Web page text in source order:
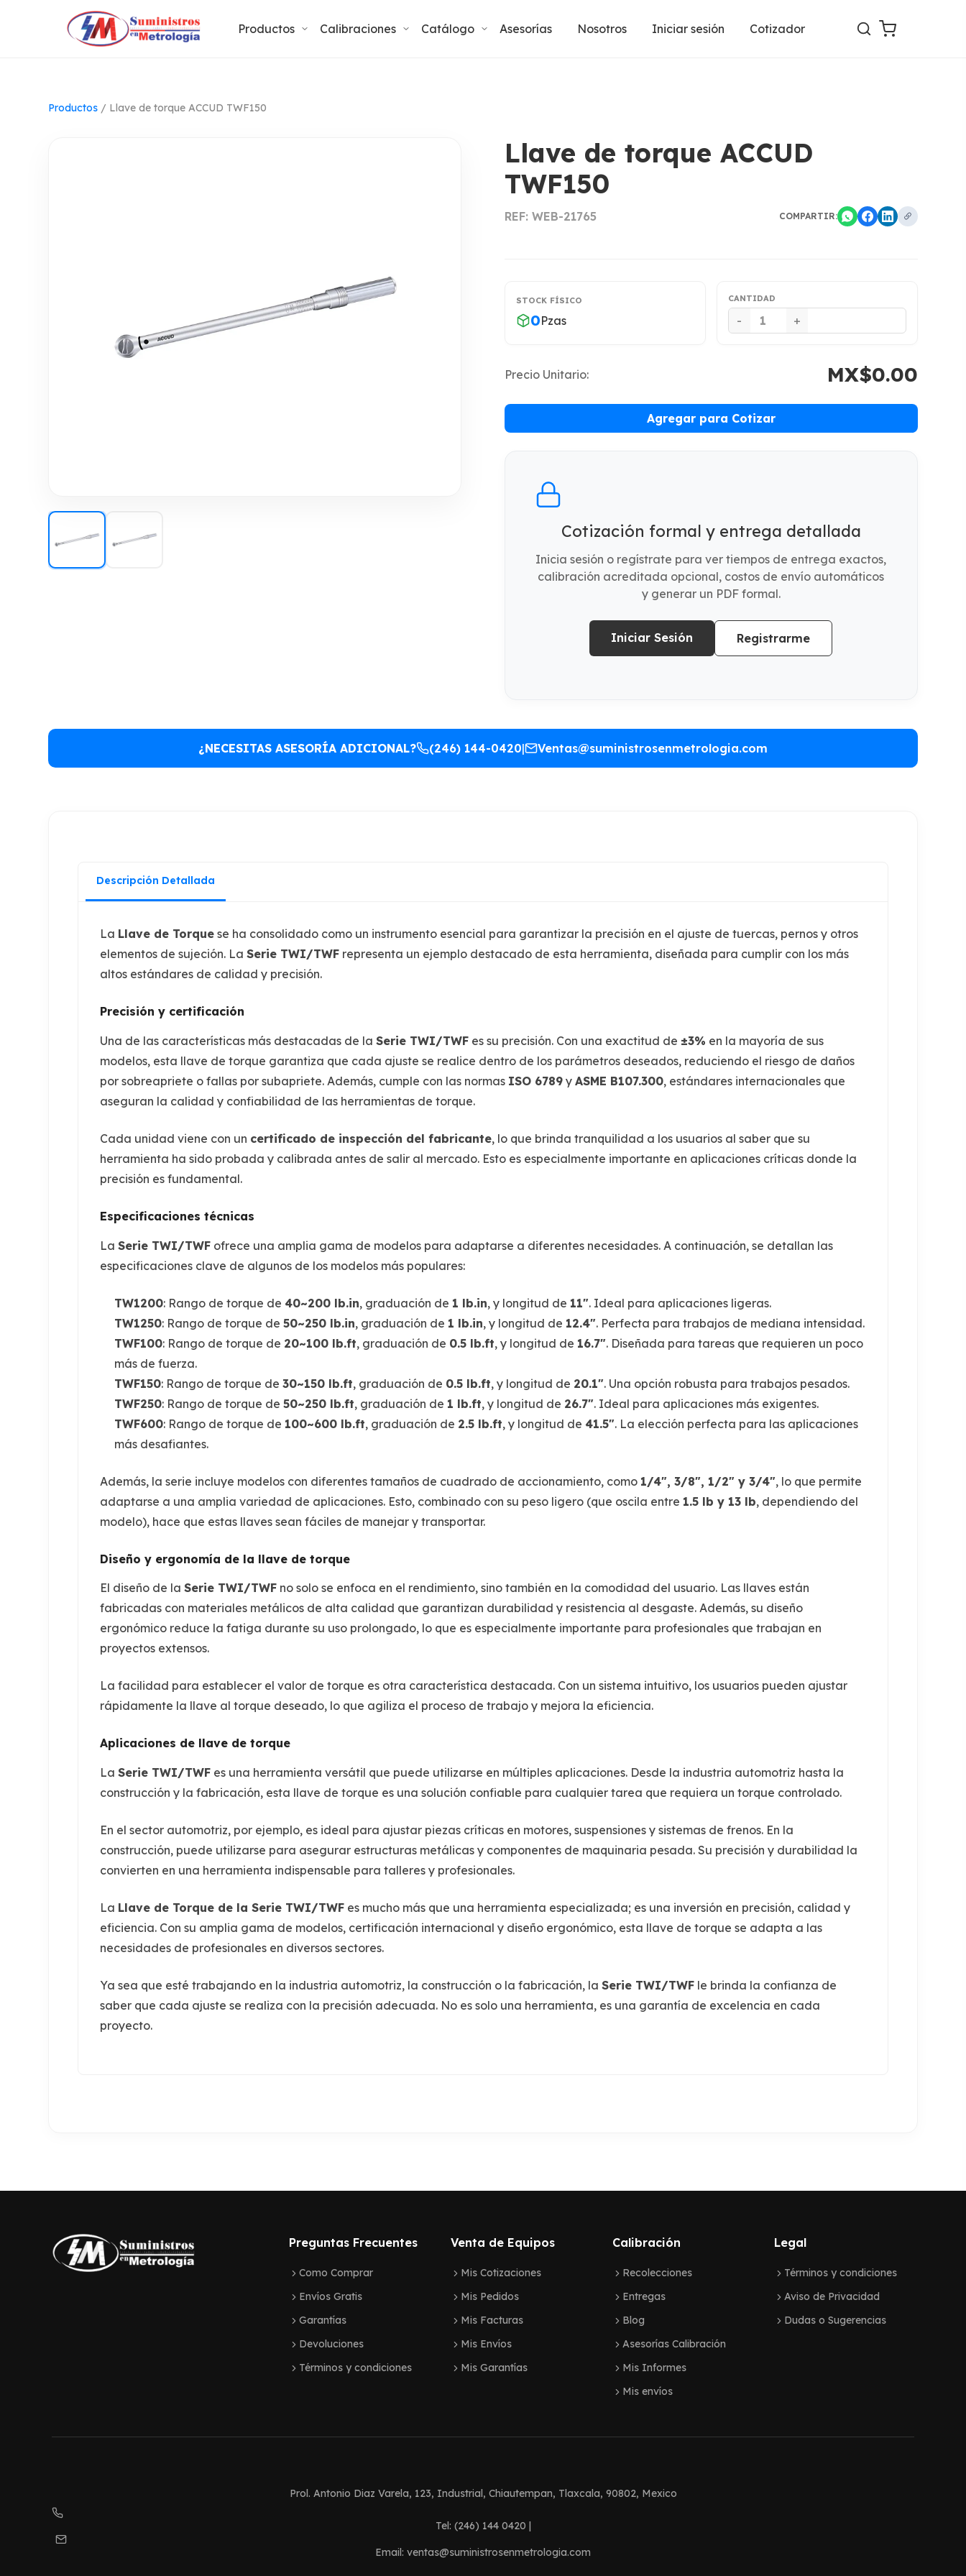
Productos Calibraciones Catálogo Asesorías Nosotros Iniciar sesión Cotizador
Productos / Llave de torque ACCUD TWF150
Llave de torque ACCUD
TWF150
REF: WEB-21765 COMPARTIR:
STOCK FÍSICO
0Pzas
CANTIDAD
- +
Precio Unitario: MX$0.00
Agregar para Cotizar
Cotización formal y entrega detallada
Inicia sesión o regístrate para ver tiempos de entrega exactos,
calibración acreditada opcional, costos de envío automáticos
y generar un PDF formal.
Iniciar Sesión Registrarme
¿NECESITAS ASESORÍA ADICIONAL? (246) 144-0420| Ventas@suministrosenmetrologia.com
Descripción Detallada
La Llave de Torque se ha consolidado como un instrumento esencial para garantizar la precisión en el ajuste de tuercas, pernos y otros
elementos de sujeción. LaSerie TWI/TWF representa un ejemplo destacado de esta herramienta, diseñada para cumplir con los más
altos estándares de calidad y precisión.
Precisión y certificación
Una de las características más destacadas de laSerie TWI/TWF es su precisión. Con una exactitud de ±3% en la mayoría de sus
modelos, esta llave de torque garantiza que cada ajuste se realice dentro de los parámetros deseados, reduciendo el riesgo de daños
por sobreapriete o fallas por subapriete. Además, cumple con las normas ISO 6789 yASME B107.300, estándares internacionales que
aseguran la calidad y confiabilidad de las herramientas de torque.
Cada unidad viene con un certificado de inspección del fabricante, lo que brinda tranquilidad a los usuarios al saber que su
herramienta ha sido probada y calibrada antes de salir al mercado. Esto es especialmente importante en aplicaciones críticas donde la
precisión es fundamental.
Especificaciones técnicas
LaSerie TWI/TWF ofrece una amplia gama de modelos para adaptarse a diferentes necesidades. A continuación, se detallan las
especificaciones clave de algunos de los modelos más populares:
TW1200: Rango de torque de 40~200 lb.in, graduación de 1 lb.in, y longitud de 11". Ideal para aplicaciones ligeras.
TW1250: Rango de torque de50~250 lb.in, graduación de 1 lb.in, y longitud de 12.4". Perfecta para trabajos de mediana intensidad.
TWF100: Rango de torque de 20~100 lb.ft, graduación de 0.5 lb.ft, y longitud de 16.7". Diseñada para tareas que requieren un poco
más de fuerza.
TWF150: Rango de torque de30~150 lb.ft, graduación de 0.5 lb.ft, y longitud de 20.1". Una opción robusta para trabajos pesados.
TWF250: Rango de torque de50~250 lb.ft, graduación de 1 lb.ft, y longitud de 26.7". Ideal para aplicaciones más exigentes.
TWF600: Rango de torque de 100~600 lb.ft, graduación de 2.5 lb.ft, y longitud de 41.5". La elección perfecta para las aplicaciones
más desafiantes.
Además, la serie incluye modelos con diferentes tamaños de cuadrado de accionamiento, como 1/4", 3/8", 1/2" y 3/4", lo que permite
adaptarse a una amplia variedad de aplicaciones. Esto, combinado con su peso ligero (que oscila entre 1.5 lb y 13 lb, dependiendo del
modelo), hace que estas llaves sean fáciles de manejar y transportar.
Diseño y ergonomía de la llave de torque
El diseño de laSerie TWI/TWF no solo se enfoca en el rendimiento, sino también en la comodidad del usuario. Las llaves están
fabricadas con materiales metálicos de alta calidad que garantizan durabilidad y resistencia al desgaste. Además, su diseño
ergonómico reduce la fatiga durante su uso prolongado, lo que es especialmente importante para profesionales que trabajan en
proyectos extensos.
La facilidad para establecer el valor de torque es otra característica destacada. Con un sistema intuitivo, los usuarios pueden ajustar
rápidamente la llave al torque deseado, lo que agiliza el proceso de trabajo y mejora la eficiencia.
Aplicaciones de llave de torque
LaSerie TWI/TWF es una herramienta versátil que puede utilizarse en múltiples aplicaciones. Desde la industria automotriz hasta la
construcción y la fabricación, esta llave de torque es una solución confiable para cualquier tarea que requiera un torque controlado.
En el sector automotriz, por ejemplo, es ideal para ajustar piezas críticas en motores, suspensiones y sistemas de frenos. En la
construcción, puede utilizarse para asegurar estructuras metálicas y componentes de maquinaria pesada. Su precisión y durabilidad la
convierten en una herramienta indispensable para talleres y profesionales.
La Llave de Torque de la Serie TWI/TWF es mucho más que una herramienta especializada; es una inversión en precisión, calidad y
eficiencia. Con su amplia gama de modelos, certificación internacional y diseño ergonómico, esta llave detorque se adapta a las
necesidades de profesionales en diversos sectores.
Ya sea que esté trabajando en la industria automotriz, la construcción o la fabricación, laSerie TWI/TWF le brinda la confianza de
saber que cada ajuste se realiza con la precisión adecuada. No es solo una herramienta, es una garantía de excelencia en cada
proyecto.
Preguntas Frecuentes
Como Comprar
Envíos Gratis
Garantías
Devoluciones
Términos y condiciones
Venta de Equipos
Mis Cotizaciones
Mis Pedidos
Mis Facturas
Mis Envíos
Mis Garantías
Calibración
Recolecciones
Entregas
Blog
Asesorías Calibración
Mis Informes
Mis envíos
Legal
Términos y condiciones
Aviso de Privacidad
Dudas o Sugerencias
Prol. Antonio Diaz Varela, 123, Industrial, Chiautempan, Tlaxcala, 90802, Mexico
Tel: (246) 144 0420 |
Email: ventas@suministrosenmetrologia.com